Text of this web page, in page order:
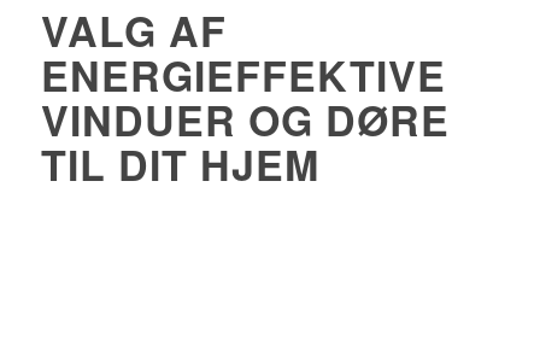
VALG AF
ENERGIEFFEKTIVE
VINDUER OG DØRE
TIL DIT HJEM